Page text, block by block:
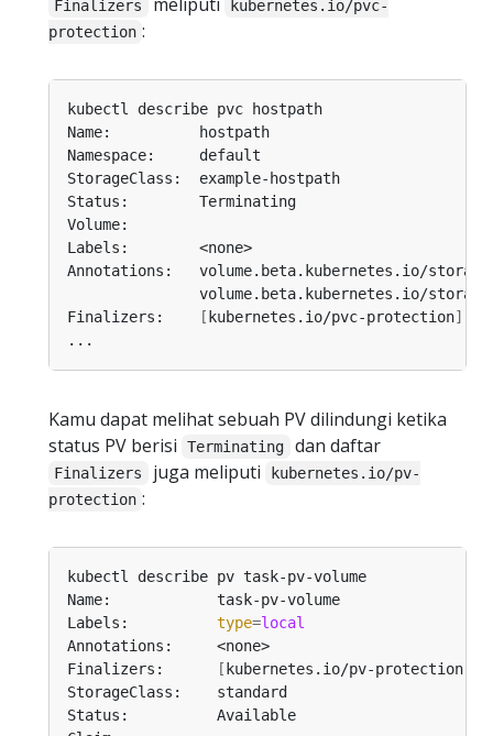
Finalizers
kubernetes.io/pvc-
protection :
Annotations:   volume.beta.kubernetes.io/
volume.beta.kubernetes.io/
Finalizers:
[ kubernetes.io/pvc-protection]
Kamu dapat melihat sebuah PV dilindungi ketika
status PV berisi
Terminating dan daftar
Finalizers juga meliputi
kubernetes.io/pv-
protection :
Labels: type=local
Finalizers:
[ kubernetes.io/pv-protection